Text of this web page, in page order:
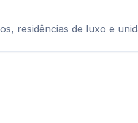
residências de luxo e